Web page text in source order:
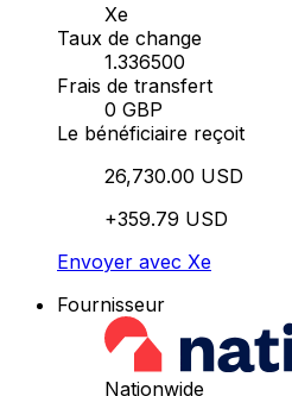
Xe
Taux de change
1.336500
Frais de transfert
0 GBP
Le bénéficiaire reçoit
26,730.00 USD
+359.79 USD
Envoyer avec Xe
Fournisseur
Nationwide